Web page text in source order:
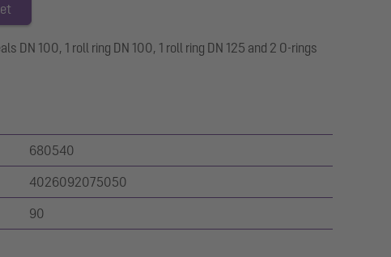
DN 100, 1 roll ring DN 100, 1 roll ring DN 125 and 2 O-rings
680540
4026092075050
90